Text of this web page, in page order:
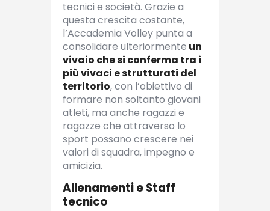
tecnici e società. Grazie a
questa crescita costante,
l’Accademia Volley punta a
consolidare ulteriormente un
vivaio che si conferma tra i
più vivaci e strutturati del
territorio, con l’obiettivo di
formare non soltanto giovani
atleti, ma anche ragazzi e
ragazze che attraverso lo
sport possano crescere nei
valori di squadra, impegno e
amicizia.
Allenamenti e Staff
tecnico